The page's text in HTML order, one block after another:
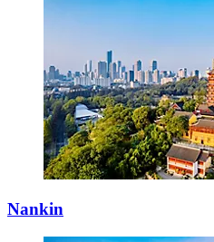
Nankin